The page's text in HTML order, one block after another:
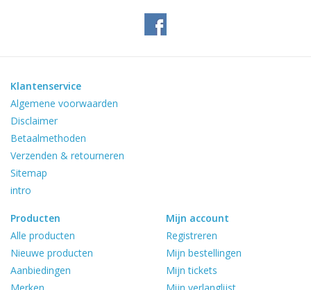
Klantenservice
Algemene voorwaarden
Disclaimer
Betaalmethoden
Verzenden & retourneren
Sitemap
intro
Producten
Alle producten
Nieuwe producten
Aanbiedingen
Mijn account
Registreren
Mijn bestellingen
Mijn tickets